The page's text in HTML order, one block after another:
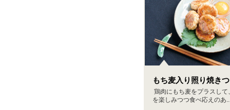
もち麦入り照り焼き
鶏肉にもち麦をプラスして
を楽しみつつ食べ応えのあ